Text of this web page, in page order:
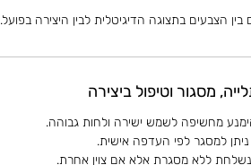
בין הצבעים בתצוגה הדיגיטלית לבין היצירה בפועל.
מסגור וטיפול ביצירה
מחשיפה לשמש ישירה ולחות גבוהה.
ניתן למסגר לפי העדפה אישית.
נשלחת ללא מסגרת אלא אם צוין אחרת.